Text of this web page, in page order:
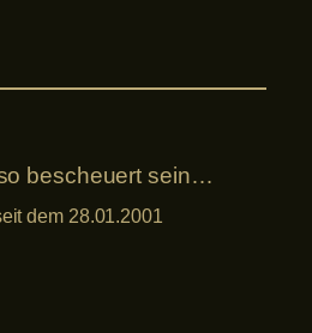
bescheuert sein…
dem 28.01.2001